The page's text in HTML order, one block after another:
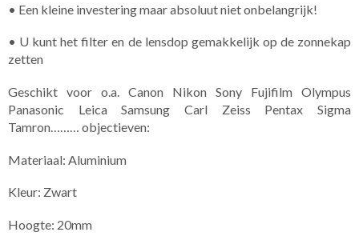
• Een kleine investering maar absoluut niet onbelangrijk!
• U kunt het filter en de lensdop gemakkelijk op de zonnekap
zetten
Geschikt voor o.a. Canon Nikon Sony Fujifilm Olympus
Panasonic Leica Samsung Carl Zeiss Pentax Sigma
Tamron……… objectieven:
Materiaal: Aluminium
Kleur: Zwart
Hoogte: 20mm